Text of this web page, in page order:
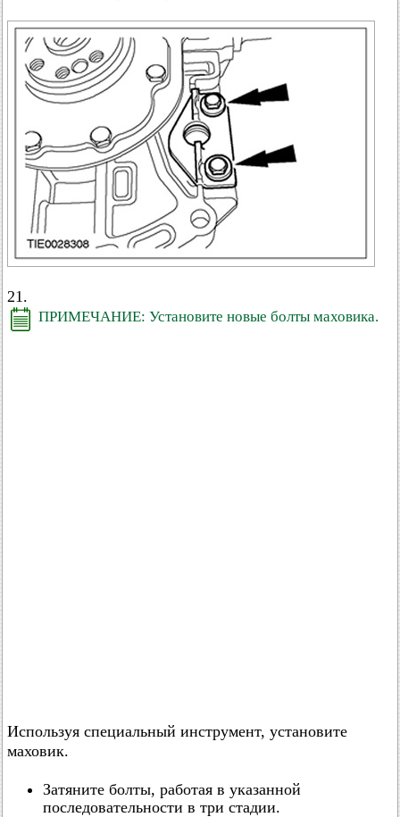
21.
ПРИМЕЧАНИЕ: Установите новые болты маховика.
Используя специальный инструмент, установите
маховик.
Затяните болты, работая в указанной
последовательности в три стадии.